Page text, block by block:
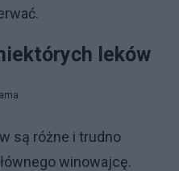
leków
są różne i trudno
winowajcę.